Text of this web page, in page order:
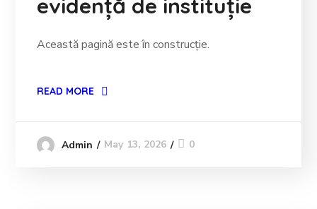
evidență de instituție
Această pagină este în construcție.
READ MORE
Admin May 13, 2026 0